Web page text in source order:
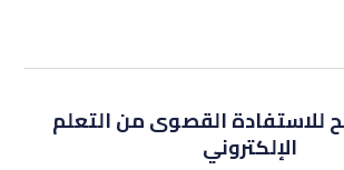
للاستفادة القصوى من التعلم
الإلكتروني